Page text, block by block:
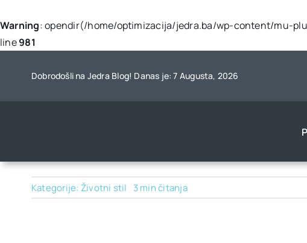
Warning: opendir(/home/optimizacija/jedra.ba/wp-content/mu-
line981
Dobrodošli na Jedra Blog! Danas je: 7 Augusta, 2026
Kategorije: Životni stil 3 min čitanja